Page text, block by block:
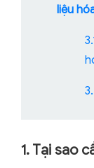
liệu
1. Tại sao